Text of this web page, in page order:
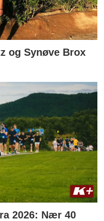
og Synøve Brox
2026: Nær 40